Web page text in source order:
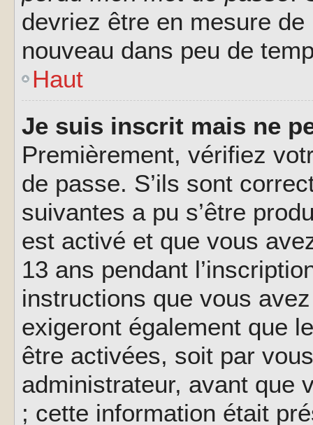
devriez être en mesure
nouveau dans peu de
Haut
Je suis inscrit mais ne
Premièrement, vérifiez
de passe. S’ils sont
suivantes a pu s’être
est activé et que vous
13 ans pendant
instructions que vous
exigeront également que
être activées, soit par
administrateur, avant que
; cette information était